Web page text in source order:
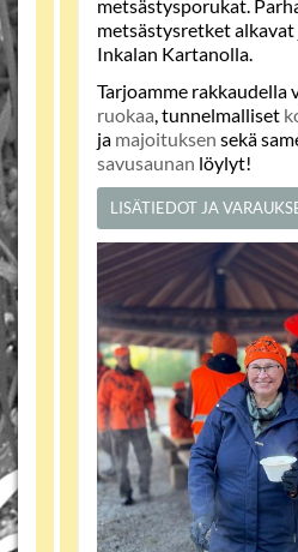
metsästysporukat.
metsästysretket
Inkalan Kartanolla.
Tarjoamme rakkaudella
ruokaa , tunnelmalliset
ja majoituksen sekä
savusaunan löylyt!
LISÄTIEDOT JA